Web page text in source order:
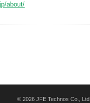
about/
© 2026 JFE Technos Co., Ltd